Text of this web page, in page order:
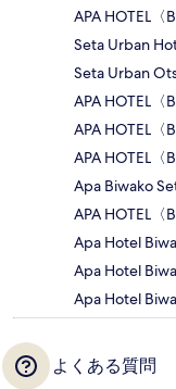
APA HOTEL〈
Seta Urban
Seta Urban
APA HOTEL〈
APA HOTEL〈
APA HOTEL〈
Apa Biwako
APA HOTEL〈
Apa Hotel
Apa Hotel
Apa Hotel
よくある質問